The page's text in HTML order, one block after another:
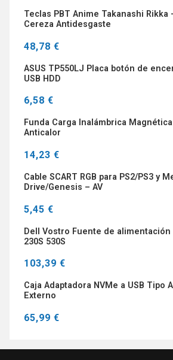
Teclas PBT Anime Takanashi Rikka
Cereza Antidesgaste
48,78 €
ASUS TP550LJ Placa botón de
USB HDD
6,58 €
Funda Carga Inalámbrica
Anticalor
14,23 €
Cable SCART RGB para PS2/PS3 y
Drive/Genesis – AV
5,45 €
Dell Vostro Fuente de alimentación
230S 530S
103,39 €
Caja Adaptadora NVMe a USB Tipo
Externo
65,99 €